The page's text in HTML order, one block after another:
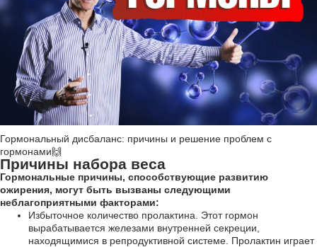
Гормональный дисбаланс: причины и решение проблем с
гормонами🙌
Причины набора веса
Гормональные причины, способствующие развитию
ожирения, могут быть вызваны следующими
неблагоприятными факторами:
Избыточное количество пролактина. Этот гормон
вырабатывается железами внутренней секреции,
находящимися в репродуктивной системе. Пролактин играет